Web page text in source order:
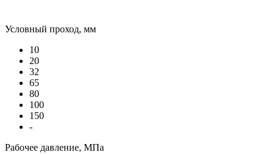
Условный проход, мм
10
20
32
65
80
100
150
-
Рабочее давление, МПа